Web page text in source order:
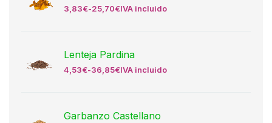
3,83€-25,70€IVA incluido
Lenteja Pardina
4,53€-36,85€IVA incluido
Garbanzo Castellano